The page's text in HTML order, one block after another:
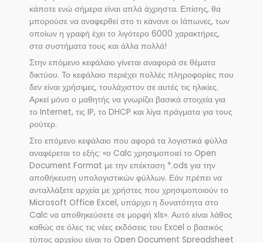
κάποτε ενώ σήμερα είναι απλά άχρηστα. Επίσης, θα
μπορούσε να αναφερθεί στο τι κάνανε οι Ιάπωνες, των
οποίων η γραφή έχει το λιγότερο 6000 χαρακτήρες,
στα συστήματα τους και άλλα πολλά!
Στην επόμενο κεφάλαιο γίνεται αναφορά σε θέματα
δικτύου. Το κεφάλαιο περιέχει πολλές πληροφορίες που
δεν είναι χρήσιμες, τουλάχιστον σε αυτές τις ηλικίες.
Αρκεί μόνο ο μαθητής να γνωρίζει βασικά στοιχεία για
το Internet, τις IP, το DHCP και λίγα πράγματα για τους
ρούτερ.
Στο επόμενο κεφάλαιο που αφορά τα λογιστικά φύλλα
αναφέρεται το εξής: «ο Calc χρησιμοποιεί το Open
Document Format με την επέκταση *.ods για την
αποθήκευση υπολογιστικών φύλλων. Εάν πρέπει να
ανταλλάξετε αρχεία με χρήστες που χρησιμοποιούν το
Microsoft Office Excel, υπάρχει η δυνατότητα στο
Calc να αποθηκεύσετε σε μορφή xls». Αυτό είναι λάθος
καθώς σε όλες τις νέες εκδόσεις του Excel ο βασικός
τύπος αρχείου είναι το Open Document Spreadsheet